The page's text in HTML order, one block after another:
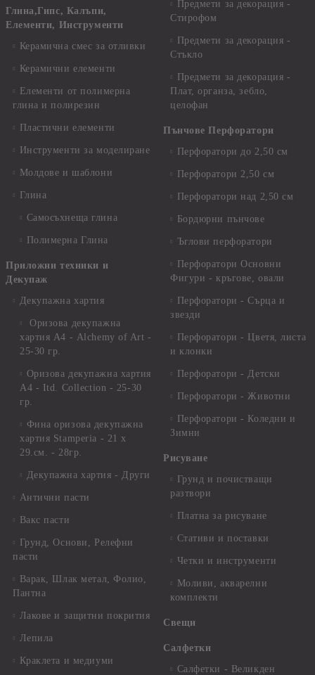
Глина,Гипс, Калъпи,
Елементи, Инструменти
Керамична смес за отливки
Керамични елементи
Елементи от полимерна
глина и полирезин
Пластични елементи
Инструменти за моделиране
Молдове и шаблони
Глина
Самосъхнеща глина
Полимерна Глина
Приложни техники и
Декупаж
Декупажна хартия
Оризова декупажна
хартия А4 - Alchemy of Art -
25-30 гр.
Оризова декупажна хартия
А4 - Itd. Collection - 25-30
гр.
Фина оризова декупажна
хартия Stamperia - 21 х
29.см. - 28гр.
Декупажна хартия - Други
Антични пасти
Вакс пасти
Грунд, Основи, Релефни
пасти
Варак, Шлак метал, Фолио,
Пантна
Лакове и защитни покрития
Лепила
Краклета и медиуми
Предмети за декорация -
Стирофом
Предмети за декорация -
Стъкло
Предмети за декорация -
Плат, органза, зебло,
целофан
Пънчове Перфоратори
Перфоратори до 2,50 см
Перфоратори 2,50 см
Перфоратори над 2,50 см
Бордюрни пънчове
Ъглови перфоратори
Перфоратори Основни
Фигури - кръгове, овали
Перфоратори - Сърца и
звезди
Перфоратори - Цветя, листа
и клонки
Перфоратори - Детски
Перфоратори - Животни
Перфоратори - Коледни и
Зимни
Рисуване
Грунд и почистващи
разтвори
Платна за рисуване
Стативи и поставки
Четки и инструменти
Моливи, акварелни
комплекти
Свещи
Салфетки
Салфетки - Великден